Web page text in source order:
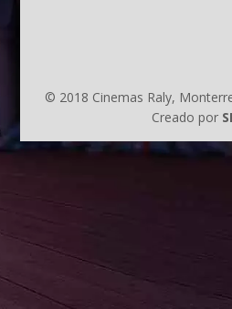
© 2018 Cinemas Raly,
Creado por